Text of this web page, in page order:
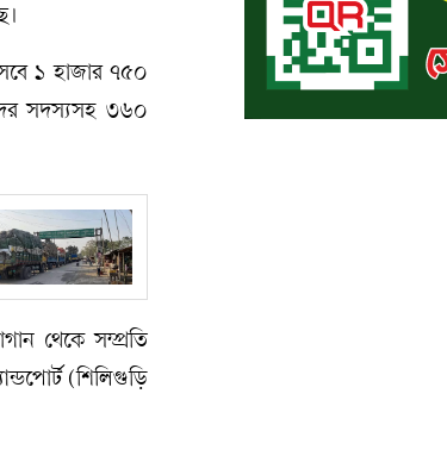
১ হাজার ৭৫০
সদস্যসহ ৩৬০
থেকে সম্প্রতি
(শিলিগুড়ি